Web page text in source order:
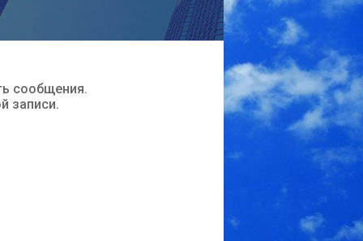
сообщения.
записи.